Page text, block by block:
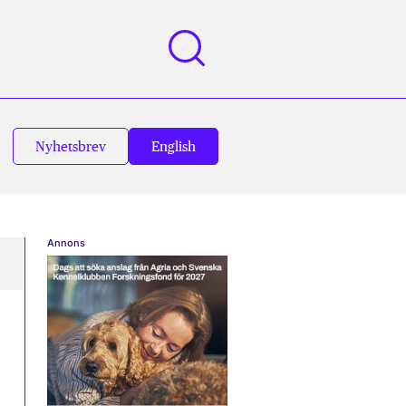
Nyhetsbrev English
Annons